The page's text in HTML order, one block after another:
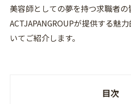
美容師としての夢を持つ求職者の
ACTJAPANGROUPが提供する魅
いてご紹介します。
目次